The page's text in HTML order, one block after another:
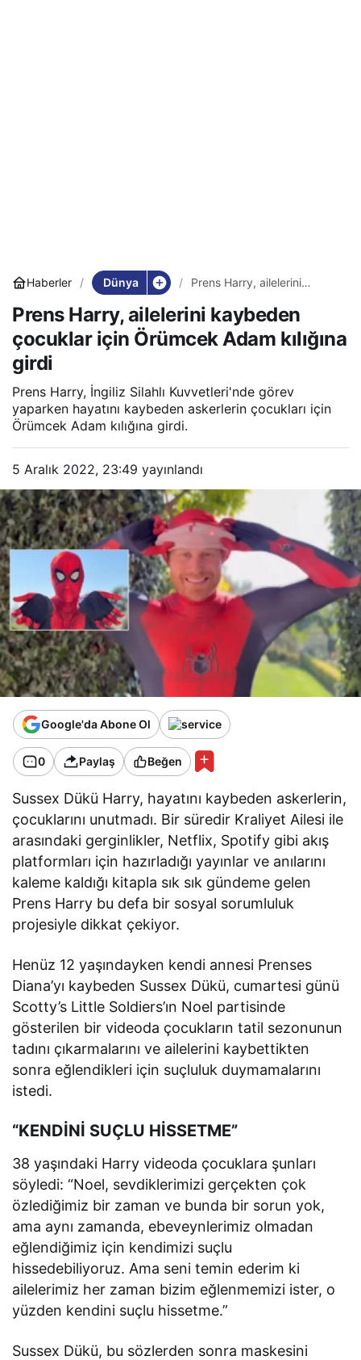
Haberler Dünya
Prens Harry, ailelerini
Örümcek Adam kılığına girdi
Prens Harry, ailelerini kaybeden
çocuklar için Örümcek Adam kılığına
girdi
Prens Harry, İngiliz Silahlı Kuvvetleri'nde görev
yaparken hayatını kaybeden askerlerin çocukları için
Örümcek Adam kılığına girdi.
5 Aralık 2022, 23:49 yayınlandı
Google'da Abone Ol
0 Paylaş Beğen
Sussex Dükü Harry, hayatını kaybeden askerlerin,
çocuklarını unutmadı. Bir süredir Kraliyet Ailesi ile
arasındaki gerginlikler, Netflix, Spotify gibi akış
platformları için hazırladığı yayınlar ve anılarını
kaleme kaldığı kitapla sık sık gündeme gelen
Prens Harry bu defa bir sosyal sorumluluk
projesiyle dikkat çekiyor.
Henüz 12 yaşındayken kendi annesi Prenses
Diana’yı kaybeden Sussex Dükü, cumartesi günü
Scotty’s Little Soldiers’ın Noel partisinde
gösterilen bir videoda çocukların tatil sezonunun
tadını çıkarmalarını ve ailelerini kaybettikten
sonra eğlendikleri için suçluluk duymamalarını
istedi.
“KENDİNİ SUÇLU HİSSETME”
38 yaşındaki Harry videoda çocuklara şunları
söyledi: “Noel, sevdiklerimizi gerçekten çok
özlediğimiz bir zaman ve bunda bir sorun yok,
ama aynı zamanda, ebeveynlerimiz olmadan
eğlendiğimiz için kendimizi suçlu
hissedebiliyoruz. Ama seni temin ederim ki
ailelerimiz her zaman bizim eğlenmemizi ister, o
yüzden kendini suçlu hissetme.”
Sussex Dükü, bu sözlerden sonra maskesini